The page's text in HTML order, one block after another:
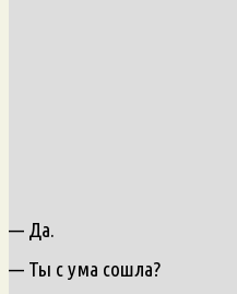
— Да.
— Ты с ума сошла?